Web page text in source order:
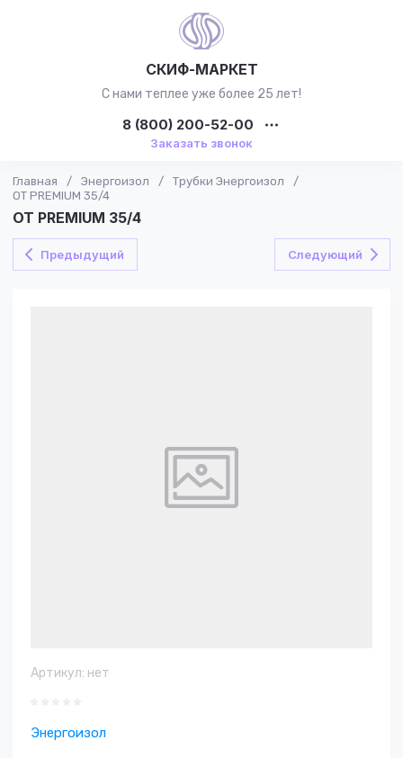
СКИФ-МАРКЕТ
С нами теплее уже более 25 лет!
8 (800) 200-52-00
Заказать звонок
Главная / Энергоизол / Трубки Энергоизол
/
ОТ PREMIUM 35/4
ОТ PREMIUM 35/4
Предыдущий Следующий
Артикул: нет
Энергоизол